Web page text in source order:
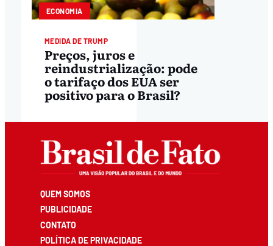
ECONOMIA
MEDIDA DE TRUMP
Preços, juros e
reindustrialização: pode
o tarifaço dos EUA ser
positivo para o Brasil?
QUEM SOMOS
PUBLICIDADE
CONTATO
POLÍTICA DE PRIVACIDADE